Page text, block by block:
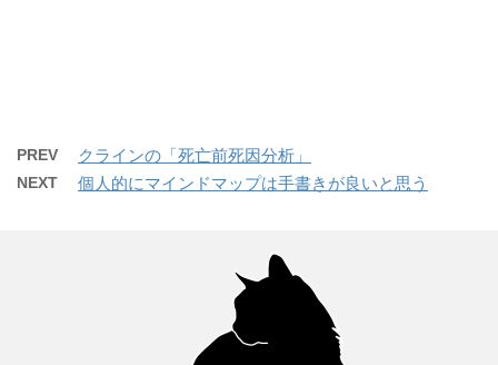
PREV クラインの「死亡前死因分析」
NEXT 個人的にマインドマップは手書きが良いと思う